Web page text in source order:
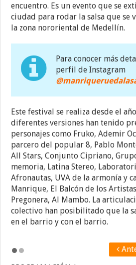
encuentro. Es un evento que se
ciudad para rodar la salsa que se
la zona nororiental de Medellín.
Para conocer más
perfil de Instagram
Este festival se realiza desde el
diferentes versiones han tenido
personajes como Fruko, Ademir
parcero del popular 8, Pablo
All Stars, Conjunto Cipriano,
memoria, Latina Stereo,
Afronautas, UVA de la armonía y
Manrique, El Balcón de los
Pregonera, Al Mambo. La
colectivo han posibilitado que la
en el barrio y con el barrio.